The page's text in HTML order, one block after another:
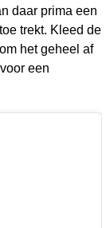
daar prima een
trekt. Kleed de
het geheel af
een